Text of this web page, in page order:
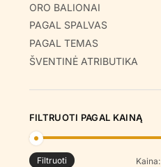
ORO BALIONAI
PAGAL SPALVAS
PAGAL TEMAS
ŠVENTINĖ ATRIBUTIKA
FILTRUOTI PAGAL KAINĄ
Filtruoti Kaina: